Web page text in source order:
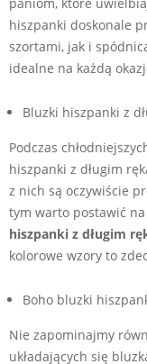
hiszpanki doskonale
szortami, jak i
idealne na każdą
Bluzki hiszpanki z
Podczas
hiszpanki z długim
z nich są oczywiście
tym warto postawić
hiszpanki z długim
kolorowe wzory to
Boho bluzki
Nie zapominajmy
układających się